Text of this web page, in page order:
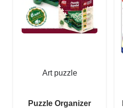
Art puzzle
Puzzle Organizer